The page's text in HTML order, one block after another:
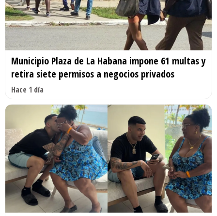
Municipio Plaza de La Habana impone 61 multas y
retira siete permisos a negocios privados
Hace 1 día